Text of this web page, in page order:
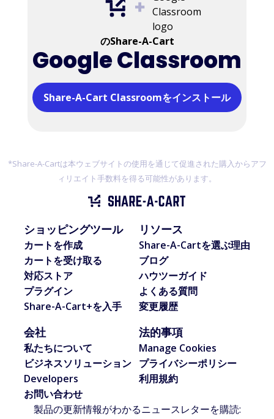
のShare-A-Cart
Google Classroom
Share-A-Cart Classroomをインストール
*Share-A-Cartは本ウェブサイトの使用を通じて促進された購入からアフ
ィリエイト手数料を得る可能性があります。
ショッピングツール
カートを作成
カートを受け取る
対応ストア
プラグイン
Share-A-Cart+を入手
会社
私たちについて
ビジネスソリューション
Developers
お問い合わせ
リソース
Share-A-Cartを選ぶ理由
ブログ
ハウツーガイド
よくある質問
変更履歴
法的事項
Manage Cookies
プライバシーポリシー
利用規約
製品の更新情報がわかるニュースレターを購読: